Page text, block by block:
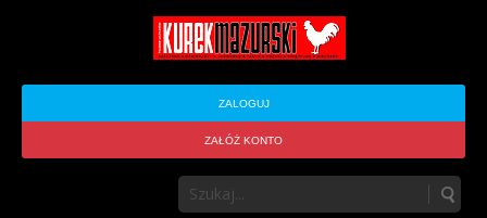
ZALOGUJ
ZAŁÓŻ KONTO